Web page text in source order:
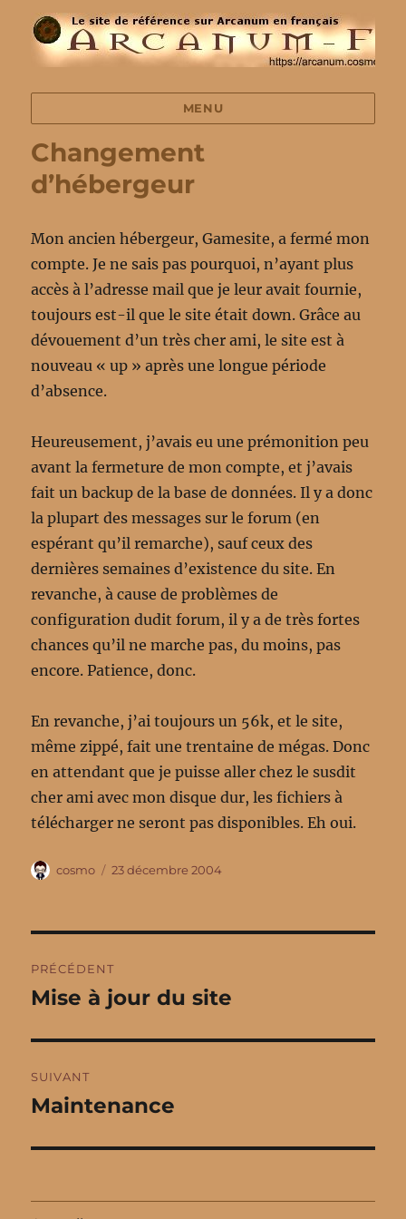
MENU
Changement
d’hébergeur
Mon ancien hébergeur, Gamesite, a fermé mon
compte. Je ne sais pas pourquoi, n’ayant plus
accès à l’adresse mail que je leur avait fournie,
toujours est-il que le site était down. Grâce au
dévouement d’un très cher ami, le site est à
nouveau « up » après une longue période
d’absence.
Heureusement, j’avais eu une prémonition peu
avant la fermeture de mon compte, et j’avais
fait un backup de la base de données. Il y a donc
la plupart des messages sur le forum (en
espérant qu’il remarche), sauf ceux des
dernières semaines d’existence du site. En
revanche, à cause de problèmes de
configuration dudit forum, il y a de très fortes
chances qu’il ne marche pas, du moins, pas
encore. Patience, donc.
En revanche, j’ai toujours un 56k, et le site,
même zippé, fait une trentaine de mégas. Donc
en attendant que je puisse aller chez le susdit
cher ami avec mon disque dur, les fichiers à
télécharger ne seront pas disponibles. Eh oui.
Auteur
cosmo
Publié
23 décembre 2004
de
PRÉCÉDENT
Publication
Mise à jour du site
SUIVANT
Publication
Maintenance